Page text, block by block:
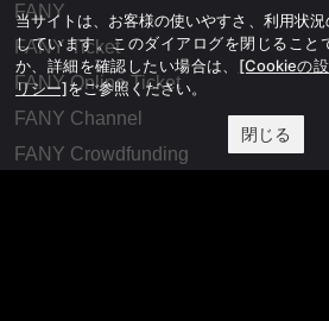
FANY
FANY Ticket
FANY Online Ticket
FANY Channel
FANY Crowdfunding
当サイトは、お客様の使いやすさ、利用状
しています。このダイアログを閉じること
か、詳細を確認したい場合は、 [Cookieの
リシー]をご参照ください。
閉じる